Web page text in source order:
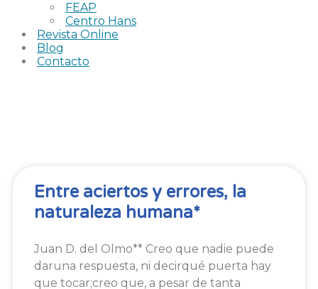
FEAP
Centro Hans
Revista Online
Blog
Contacto
Entre aciertos y errores, la
naturaleza humana*
Juan D. del Olmo** Creo que nadie puede
daruna respuesta, ni decirqué puerta hay
que tocar;creo que, a pesar de tanta